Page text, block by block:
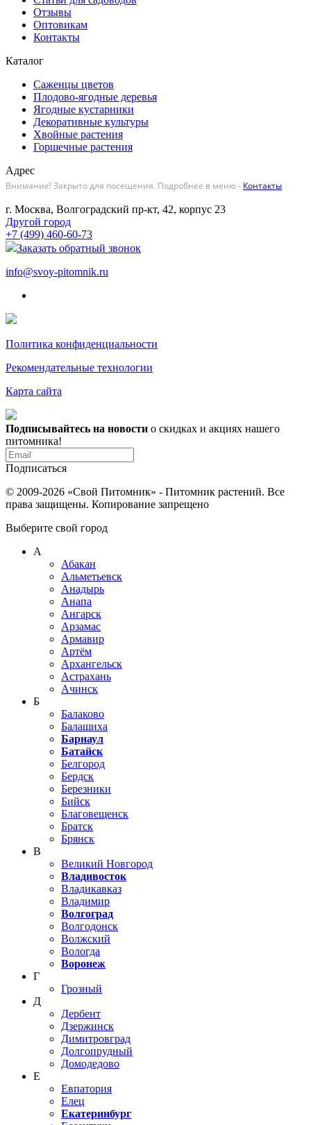
Отзывы
Оптовикам
Контакты
Каталог
Саженцы цветов
Плодово-ягодные деревья
Ягодные кустарники
Декоративные культуры
Хвойные растения
Горшечные растения
Адрес
Внимание! Закрыто для посещения. Подробнее в меню - Контакты
г. Москва, Волгоградский пр-кт, 42, корпус 23
Другой город
+7 (499) 460-60-73
Заказать обратный звонок
info@svoy-pitomnik.ru
Политика конфиденциальности
Рекомендательные технологии
Карта сайта
Подписывайтесь на новости о скидках и акциях нашего
питомника!
Подписаться
© 2009-2026 «Свой Питомник» - Питомник растений. Все
права защищены. Копирование запрещено
Выберите свой город
А
Абакан
Альметьевск
Анадырь
Анапа
Ангарск
Арзамас
Армавир
Артём
Архангельск
Астрахань
Ачинск
Б
Балаково
Балашиха
Барнаул
Батайск
Белгород
Бердск
Березники
Бийск
Благовещенск
Братск
Брянск
В
Великий Новгород
Владивосток
Владикавказ
Владимир
Волгоград
Волгодонск
Волжский
Вологда
Воронеж
Г
Грозный
Д
Дербент
Дзержинск
Димитровград
Долгопрудный
Домодедово
Е
Евпатория
Елец
Екатеринбург